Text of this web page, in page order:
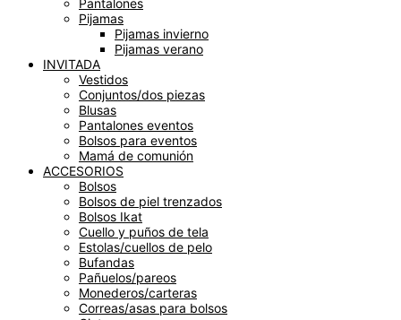
Pijamas
Pijamas invierno
Pijamas verano
INVITADA
Vestidos
Conjuntos/dos piezas
Blusas
Pantalones eventos
Bolsos para eventos
Mamá de comunión
ACCESORIOS
Bolsos
Bolsos de piel trenzados
Bolsos Ikat
Cuello y puños de tela
Estolas/cuellos de pelo
Bufandas
Pañuelos/pareos
Monederos/carteras
Correas/asas para bolsos